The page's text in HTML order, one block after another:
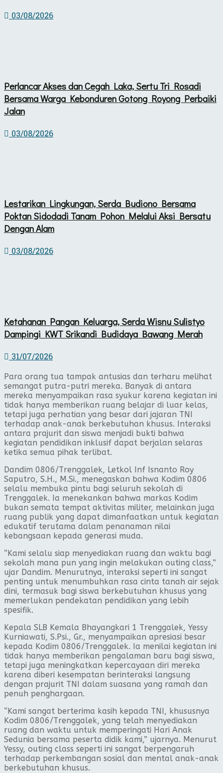
03/08/2026
Perlancar Akses dan Cegah Laka, Sertu Tri Rosadi
Bersama Warga Kebonduren Gotong Royong Perbaiki
Jalan
03/08/2026
Lestarikan Lingkungan, Serda Budiono Bersama
Poktan Sidodadi Tanam Pohon Melalui Aksi Bersatu
Dengan Alam
03/08/2026
Ketahanan Pangan Keluarga, Serda Wisnu Sulistyo
Dampingi KWT Srikandi Budidaya Bawang Merah
31/07/2026
Para orang tua tampak antusias dan terharu melihat
semangat putra-putri mereka. Banyak di antara
mereka menyampaikan rasa syukur karena kegiatan ini
tidak hanya memberikan ruang belajar di luar kelas,
tetapi juga perhatian yang besar dari jajaran TNI
terhadap anak-anak berkebutuhan khusus. Interaksi
antara prajurit dan siswa menjadi bukti bahwa
kegiatan pendidikan inklusif dapat berjalan selaras
ketika semua pihak terlibat.
Dandim 0806/Trenggalek, Letkol Inf Isnanto Roy
Saputro, S.H., M.Si., menegaskan bahwa Kodim 0806
selalu membuka pintu bagi seluruh sekolah di
Trenggalek. Ia menekankan bahwa markas Kodim
bukan semata tempat aktivitas militer, melainkan juga
ruang publik yang dapat dimanfaatkan untuk kegiatan
edukatif terutama dalam penanaman nilai
kebangsaan kepada generasi muda.
“Kami selalu siap menyediakan ruang dan waktu bagi
sekolah mana pun yang ingin melakukan outing class,”
ujar Dandim. Menurutnya, interaksi seperti ini sangat
penting untuk menumbuhkan rasa cinta tanah air sejak
dini, termasuk bagi siswa berkebutuhan khusus yang
memerlukan pendekatan pendidikan yang lebih
spesifik.
Kepala SLB Kemala Bhayangkari 1 Trenggalek, Yessy
Kurniawati, S.Psi., Gr., menyampaikan apresiasi besar
kepada Kodim 0806/Trenggalek. Ia menilai kegiatan ini
tidak hanya memberikan pengalaman baru bagi siswa,
tetapi juga meningkatkan kepercayaan diri mereka
karena diberi kesempatan berinteraksi langsung
dengan prajurit TNI dalam suasana yang ramah dan
penuh penghargaan.
“Kami sangat berterima kasih kepada TNI, khususnya
Kodim 0806/Trenggalek, yang telah menyediakan
ruang dan waktu untuk memperingati Hari Anak
Sedunia bersama peserta didik kami,” ujarnya. Menurut
Yessy, outing class seperti ini sangat berpengaruh
terhadap perkembangan sosial dan mental anak-anak
berkebutuhan khusus.